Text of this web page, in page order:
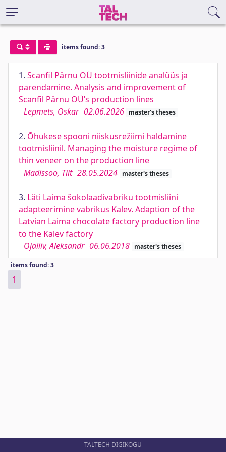
items found: 3
1. Scanfil Pärnu OÜ tootmisliinide analüüs ja
parendamine. Analysis and improvement of
Scanfil Pärnu OÜ’s production lines
Lepmets, Oskar 02.06.2026 master's theses
2. Õhukese spooni niiskusrežiimi haldamine
tootmisliinil. Managing the moisture regime of
thin veneer on the production line
Madissoo, Tiit 28.05.2024 master's theses
3. Läti Laima šokolaadivabriku tootmisliini
adapteerimine vabrikus Kalev. Adaption of the
Latvian Laima chocolate factory production line
to the Kalev factory
Ojaliiv, Aleksandr 06.06.2018 master's theses
items found: 3
1
TALTECH DIGIKOGU